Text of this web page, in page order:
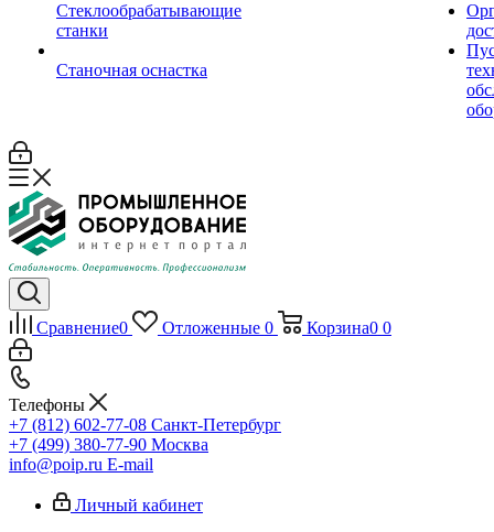
Стеклообрабатывающие
станки
Станочная оснастка
Сравнение0 Отложенные 0 Корзина0 0
Телефоны
+7 (812) 602-77-08 Санкт-Петербург
+7 (499) 380-77-90 Москва
info@poip.ru E-mail
Личный кабинет